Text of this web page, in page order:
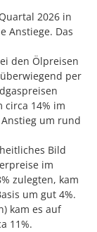
2026 in
Anstiege. Das
den Ölpreisen
per
circa 14% im
um rund
Bild
im
zulegten, kam
um gut 4%.
kam es auf
11%.